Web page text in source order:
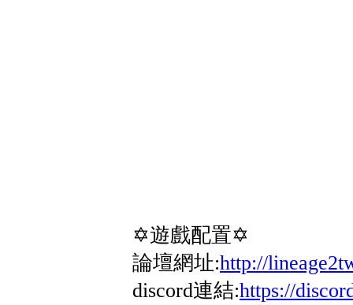
✡遊戲配置✡
論壇網址:http://
discord連結:https://